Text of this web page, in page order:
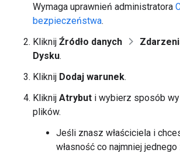
Wymaga uprawnień administratora
bezpieczeństwa.
Kliknij Źródło danych
Dysku.
Kliknij Dodaj warunek.
Kliknij Atrybut i wybierz sposób
plików.
Jeśli znasz właściciela i
własność co najmniej